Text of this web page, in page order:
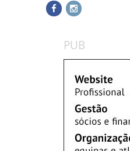
PUB